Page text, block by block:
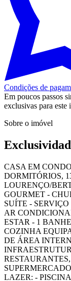
Condições de
Em poucos passos
exclusivas para este
Sobre o imóvel
CASA EM
DORMITÓRIOS,
LOURENÇO/
GOURMET -
SUÍTE -
AR
ESTAR - 1
COZINHA
DE ÁREA
LAZER: -